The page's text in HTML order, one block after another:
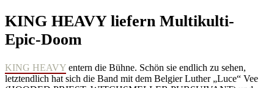
KING HEAVY liefern Multikulti-
Epic-Doom
KING HEAVY entern die Bühne. Schön sie endlich zu sehen,
letztendlich hat sich die Band mit dem Belgier Luther „Luce“ Vee